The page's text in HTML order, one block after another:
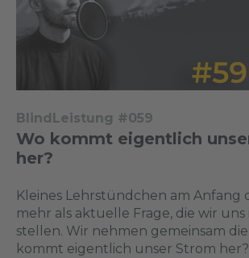
BlindLeistung #059
Wo kommt eigentlich
her?
Kleines Lehrstündchen am Anfang
mehr als aktuelle Frage, die wir uns
stellen. Wir nehmen gemeinsam die
kommt eigentlich unser Strom